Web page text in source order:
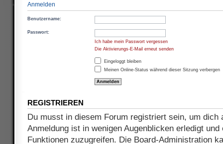
Anmelden
Benutzername:
Passwort:
Ich habe mein Passwort vergessen
Die Aktivierungs-E-Mail erneut senden
Eingeloggt bleiben
Meinen Online-Status während dieser Sitzung verbergen
REGISTRIEREN
Du musst in diesem Forum registriert sein, um dich
Anmeldung ist in wenigen Augenblicken erledigt
Funktionen zuzugreifen. Die Board-Administration